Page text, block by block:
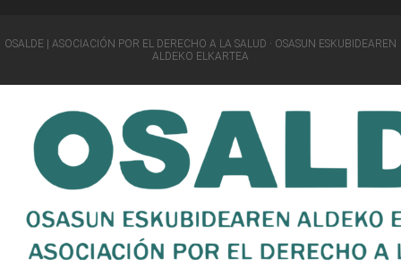
OSALDE | ASOCIACIÓN POR EL DERECHO A LA SALUD · OSASUN ESKUBIDEAREN
ALDEKO ELKARTEA